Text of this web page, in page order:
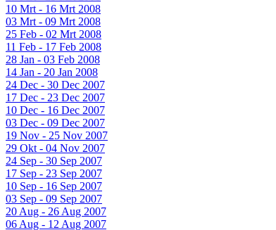
10 Mrt - 16 Mrt 2008
03 Mrt - 09 Mrt 2008
25 Feb - 02 Mrt 2008
11 Feb - 17 Feb 2008
28 Jan - 03 Feb 2008
14 Jan - 20 Jan 2008
24 Dec - 30 Dec 2007
17 Dec - 23 Dec 2007
10 Dec - 16 Dec 2007
03 Dec - 09 Dec 2007
19 Nov - 25 Nov 2007
29 Okt - 04 Nov 2007
24 Sep - 30 Sep 2007
17 Sep - 23 Sep 2007
10 Sep - 16 Sep 2007
03 Sep - 09 Sep 2007
20 Aug - 26 Aug 2007
06 Aug - 12 Aug 2007